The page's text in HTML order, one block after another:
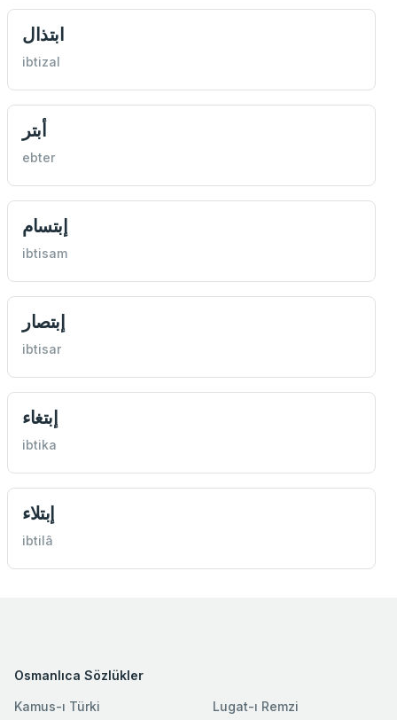
ابتذال
ibtizal
أبتر
ebter
إبتسام
ibtisam
إبتصار
ibtisar
إبتغاء
ibtika
إبتلاء
ibtilâ
Osmanlıca Sözlükler
Kamus-ı Türki
Lugat-ı Remzi